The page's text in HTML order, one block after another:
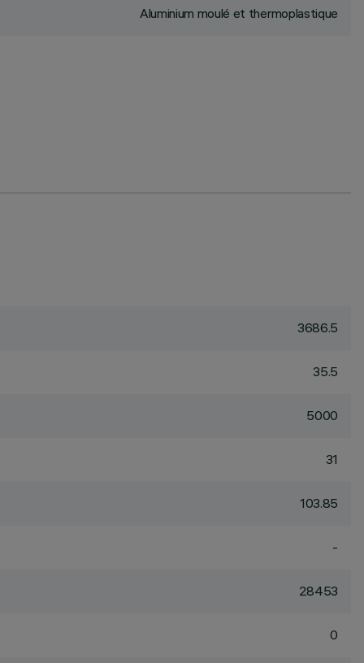
Aluminium moulé et thermoplastique
3686.5
35.5
5000
31
103.85
-
28453
0